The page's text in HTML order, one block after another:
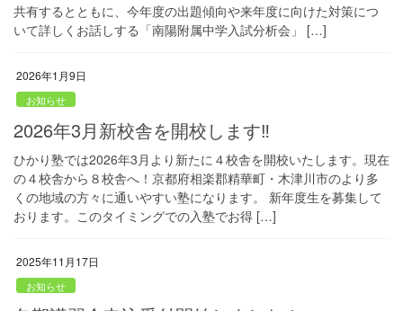
共有するとともに、今年度の出題傾向や来年度に向けた対策につ
いて詳しくお話しする「南陽附属中学入試分析会」 […]
2026年1月9日
お知らせ
2026年3月新校舎を開校します‼
ひかり塾では2026年3月より新たに４校舎を開校いたします。現在
の４校舎から８校舎へ！京都府相楽郡精華町・木津川市のより多
くの地域の方々に通いやすい塾になります。 新年度生を募集して
おります。このタイミングでの入塾でお得 […]
2025年11月17日
お知らせ